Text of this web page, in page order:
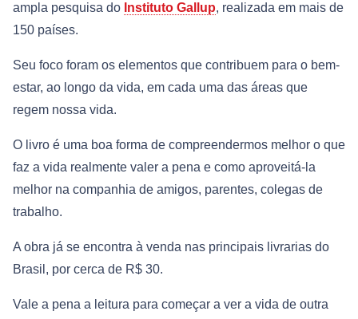
ampla pesquisa do Instituto Gallup, realizada em mais de
150 países.
Seu foco foram os elementos que contribuem para o bem-
estar, ao longo da vida, em cada uma das áreas que
regem nossa vida.
O livro é uma boa forma de compreendermos melhor o que
faz a vida realmente valer a pena e como aproveitá-la
melhor na companhia de amigos, parentes, colegas de
trabalho.
A obra já se encontra à venda nas principais livrarias do
Brasil, por cerca de R$ 30.
Vale a pena a leitura para começar a ver a vida de outra